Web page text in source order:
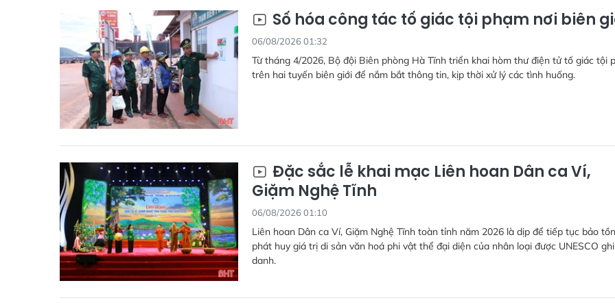
Số hóa công tác tố giác tội phạm nơi biên
06/08/2026 01:32
Từ tháng 4/2026, Bộ đội Biên phòng Hà Tĩnh triển khai hòm thư điện tử tố giác tội
trên hai tuyến biên giới để nắm bắt thông tin, kịp thời xử lý các tình huống.
Đặc sắc lễ khai mạc Liên hoan Dân ca Ví,
Giặm Nghệ Tĩnh
06/08/2026 01:10
Liên hoan Dân ca Ví, Giặm Nghệ Tĩnh toàn tỉnh năm 2026 là dịp để tiếp tục bảo
phát huy giá trị di sản văn hoá phi vật thể đại diện của nhân loại được UNESCO ghi
danh.